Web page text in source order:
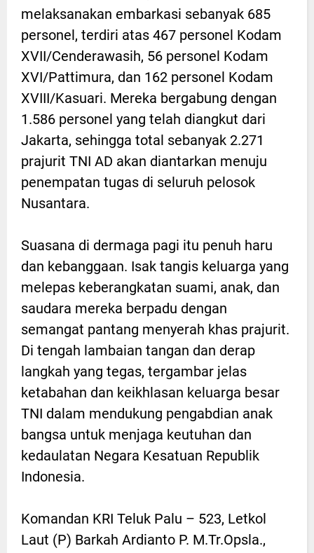
melaksanakan embarkasi sebanyak 685
personel, terdiri atas 467 personel Kodam
XVII/Cenderawasih, 56 personel Kodam
XVI/Pattimura, dan 162 personel Kodam
XVIII/Kasuari. Mereka bergabung dengan
1.586 personel yang telah diangkut dari
Jakarta, sehingga total sebanyak 2.271
prajurit TNI AD akan diantarkan menuju
penempatan tugas di seluruh pelosok
Nusantara.
Suasana di dermaga pagi itu penuh haru
dan kebanggaan. Isak tangis keluarga yang
melepas keberangkatan suami, anak, dan
saudara mereka berpadu dengan
semangat pantang menyerah khas prajurit.
Di tengah lambaian tangan dan derap
langkah yang tegas, tergambar jelas
ketabahan dan keikhlasan keluarga besar
TNI dalam mendukung pengabdian anak
bangsa untuk menjaga keutuhan dan
kedaulatan Negara Kesatuan Republik
Indonesia.
Komandan KRI Teluk Palu – 523, Letkol
Laut (P) Barkah Ardianto P. M.Tr.Opsla.,